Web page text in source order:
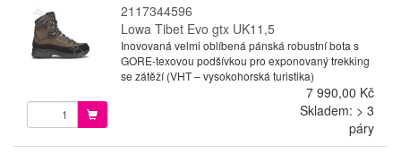
2117344596
Lowa Tibet Evo gtx UK11,5
Inovovaná velmi oblíbená pánská robustní bota s
GORE-texovou podšívkou pro exponovaný trekking
se zátěží (VHT – vysokohorská turistika)
7 990,00 Kč
Skladem: > 3
páry